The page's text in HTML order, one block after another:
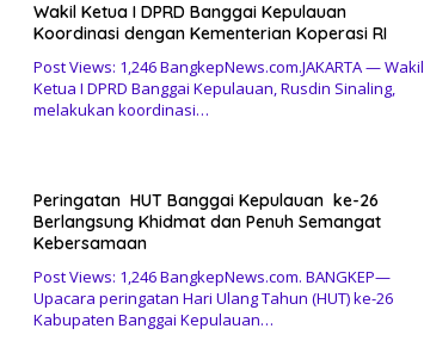
Wakil Ketua I DPRD Banggai Kepulauan
Koordinasi dengan Kementerian Koperasi RI
Post Views: 1,246 BangkepNews.com.JAKARTA — Wakil
Ketua I DPRD Banggai Kepulauan, Rusdin Sinaling,
melakukan koordinasi…
Peringatan HUT Banggai Kepulauan ke-26
Berlangsung Khidmat dan Penuh Semangat
Kebersamaan
Post Views: 1,246 BangkepNews.com. BANGKEP—
Upacara peringatan Hari Ulang Tahun (HUT) ke-26
Kabupaten Banggai Kepulauan…